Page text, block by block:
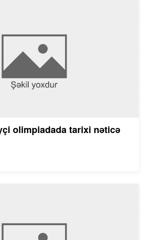
olimpiadada tarixi nəticə